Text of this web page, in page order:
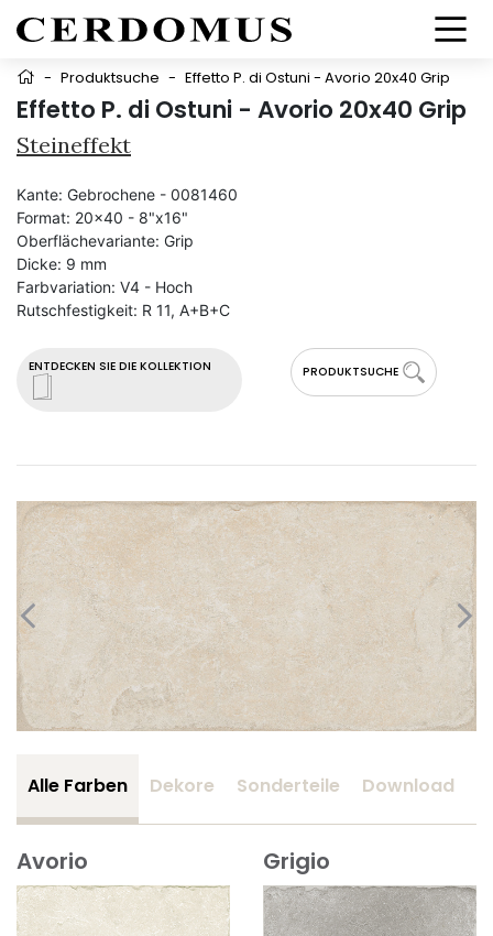
- Produktsuche - Effetto P. di Ostuni - Avorio 20x40 Grip
Effetto P. di Ostuni - Avorio 20x40 Grip
Steineffekt
ENTDECKEN SIE DIE KOLLEKTION PRODUKTSUCHE
Kante: Gebrochene - 0081460
Format: 20x40 - 8"x16"
Oberflächevariante: Grip
Dicke: 9 mm
Farbvariation: V4 - Hoch
Rutschfestigkeit: R 11, A+B+C
Alle Farben Dekore Sonderteile Download
Avorio Grigio